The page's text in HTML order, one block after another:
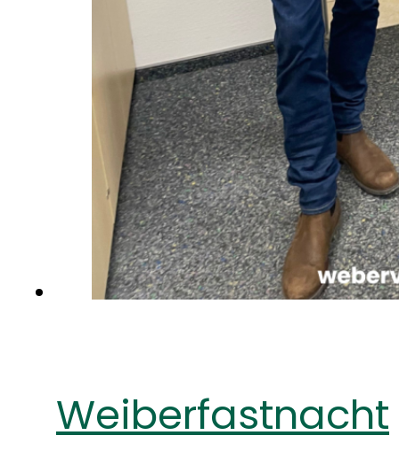
Weiberfastnacht